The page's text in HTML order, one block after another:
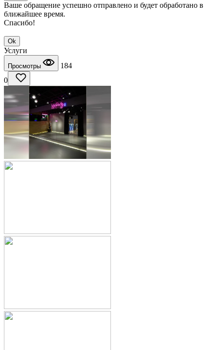
Ваше обращение успешно отправлено и будет обработано в
ближайшее время.
Спасибо!
Ok
Услуги
Просмотры
184
0